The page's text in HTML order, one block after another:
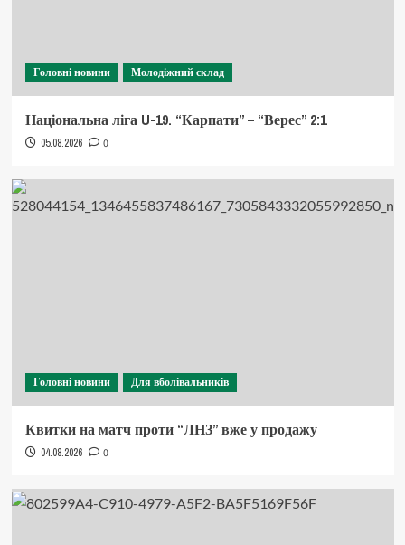
Головні новини Молодіжний склад
Національна ліга U-19. “Карпати” – “Верес” 2:1
05.08.2026 0
Головні новини Для вболівальників
Квитки на матч проти “ЛНЗ” вже у продажу
04.08.2026 0